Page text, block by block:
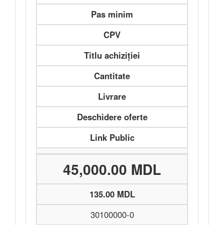
Pas minim
CPV
Titlu achiziției
Cantitate
Livrare
Deschidere oferte
Link Public
45,000.00 MDL
135.00 MDL
30100000-0